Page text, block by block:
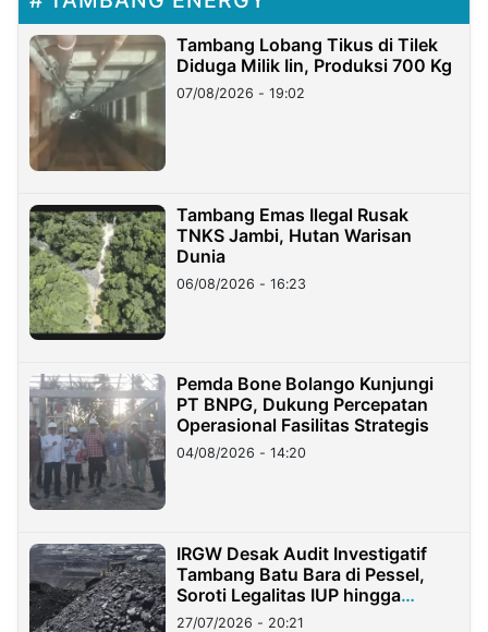
Tambang Lobang Tikus di Tilek
Diduga Milik Iin, Produksi 700 Kg
07/08/2026 - 19:02
Tambang Emas Ilegal Rusak
TNKS Jambi, Hutan Warisan
Dunia
06/08/2026 - 16:23
Pemda Bone Bolango Kunjungi
PT BNPG, Dukung Percepatan
Operasional Fasilitas Strategis
04/08/2026 - 14:20
IRGW Desak Audit Investigatif
Tambang Batu Bara di Pessel,
Soroti Legalitas IUP hingga
Stockpile
27/07/2026 - 20:21